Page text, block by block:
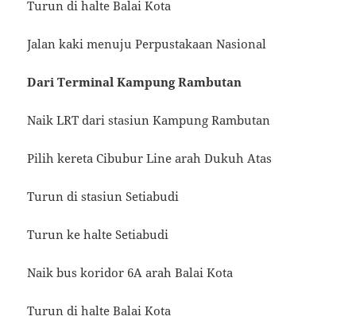
Turun di halte Balai Kota
Jalan kaki menuju Perpustakaan Nasional
Dari Terminal Kampung Rambutan
Naik LRT dari stasiun Kampung Rambutan
Pilih kereta Cibubur Line arah Dukuh Atas
Turun di stasiun Setiabudi
Turun ke halte Setiabudi
Naik bus koridor 6A arah Balai Kota
Turun di halte Balai Kota